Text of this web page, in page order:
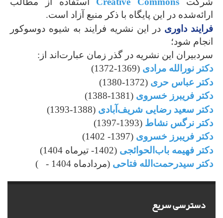
ارائه‌شده در این پایگاه با ذکر منبع آزاد است.
فرایند داوری در این نشریه فرایند به‌ شیوه دوسوکور
انجام شود؛
سردبیران این نشریه در گذر زمان عبارت‌اند از:
دکتر نورالله مرادی (1369-1372)
دکتر عباس حری (1372-1380)
دکتر فریبرز خسروی (1381-1388)
دکتر سعید رضایی شریف آبادی (1388-1393)
دکتر نرگس نشاط (1393-1397)
دکتر فریبرز خسروی (1397- 1402)
دکتر فهیمه باب‌الحوائجی (1402- تیرماه 1404)
دکتر سیدرحمت‌الله فتاحی (مردادماه 1404 - )
دسترسی سریع